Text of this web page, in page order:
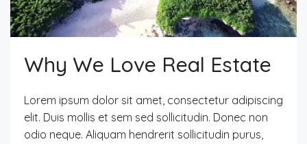
Why We Love Real Estate
Lorem ipsum dolor sit amet, consectetur adipiscing
elit. Duis mollis et sem sed sollicitudin. Donec non
odio neque. Aliquam hendrerit sollicitudin purus,